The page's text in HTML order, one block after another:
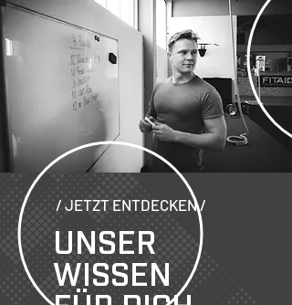
/ JETZT ENTDECKEN /
UNSER
WISSEN